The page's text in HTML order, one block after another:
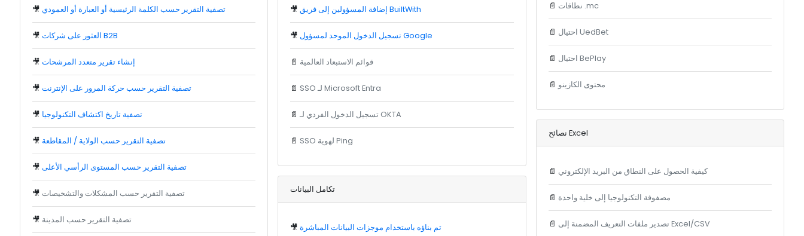
🎥 تصفية التقرير حسب الكلمة الرئيسية أو العبارة أو العمودي
🎥 العثور على شركات B2B
🎥 إنشاء تقرير متعدد المرشحات
🎥 تصفية التقرير حسب حركة المرور على الإنترنت
🎥 تصفية تاريخ اكتشاف التكنولوجيا
🎥 تصفية التقرير حسب الولاية / المقاطعة
🎥 تصفية التقرير حسب المستوى الرأسي الأعلى
🎥 تصفية التقرير حسب المشكلات والتشخيصات
🎥 تصفية التقرير حسب المدينة
🎥 إضافة المسؤولين إلى فريق BuiltWith
🎥 تسجيل الدخول الموحد لمسؤول Google
📄 قوائم الاستبعاد العالمية
📄 SSO لـ Microsoft Entra
📄 تسجيل الدخول الفردي لـ OKTA
📄 SSO لهوية Ping
تكامل البيانات
🎥 تم بناؤه باستخدام موجزات البيانات المباشرة
📄 نطاقات .mc
📄 احتيال UedBet
📄 احتيال BePlay
📄 محتوى الكازينو
نصائح Excel
📄 كيفية الحصول على النطاق من البريد الإلكتروني
📄 مصفوفة التكنولوجيا إلى خلية واحدة
📄 تصدير ملفات التعريف المضمنة إلى Excel/CSV